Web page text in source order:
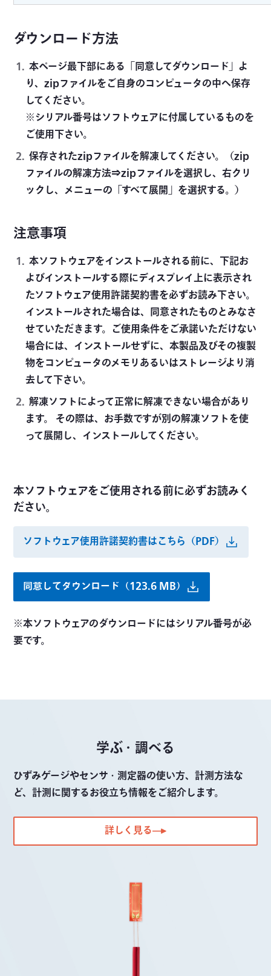
ダウンロード方法
本ページ最下部にある「同意してダウンロード」よ
り、zipファイルをご自身のコンピュータの中へ保存
してください。
※シリアル番号はソフトウェアに付属しているものを
ご使用下さい。
保存されたzipファイルを解凍してください。（zip
ファイルの解凍方法⇒zipファイルを選択し、右クリ
ックし、メニューの「すべて展開」を選択する。）
注意事項
本ソフトウェアをインストールされる前に、下記お
よびインストールする際にディスプレイ上に表示され
たソフトウェア使用許諾契約書を必ずお読み下さい。
インストールされた場合は、同意されたものとみなさ
せていただきます。ご使用条件をご承諾いただけない
場合には、インストールせずに、本製品及びその複製
物をコンピュータのメモリあるいはストレージより消
去して下さい。
解凍ソフトによって正常に解凍できない場合があり
ます。 その際は、お手数ですが別の解凍ソフトを使
って展開し、インストールしてください。
本ソフトウェアをご使用される前に必ずお読みく
ださい。
ソフトウェア使用許諾契約書はこちら（PDF）
同意してダウンロード（123.6 MB）
※本ソフトウェアのダウンロードにはシリアル番号が必
要です。
学ぶ・調べる
ひずみゲージやセンサ・測定器の使い方、計測方法な
ど、計測に関するお役立ち情報をご紹介します。
詳しく見る